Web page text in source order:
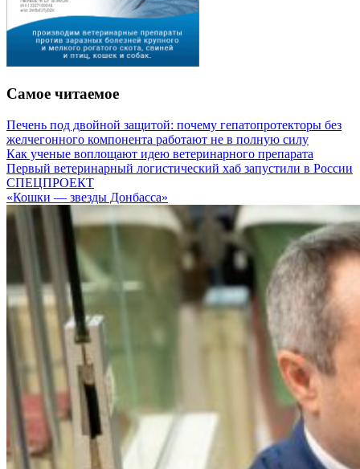
Самое читаемое
Печень под двойной защитой: почему гепатопротекторы без
желчегонного компонента работают не в полную силу
Как ученые воплощают идею ветеринарного препарата
Первый ветеринарный логистический хаб запустили в России
СПЕЦПРОЕКТ
«Кошки — звезды Донбасса»